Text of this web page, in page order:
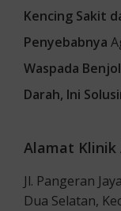
Kencing Sakit
Penyebabnya
Waspada
Darah, Ini
Alamat Klinik
Jl. Pangeran
Dua Selatan,